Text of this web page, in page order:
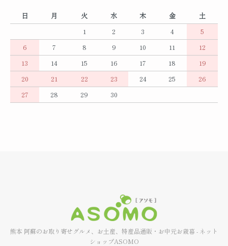
日 月 火 水 木 金
土
1
2 3 4
5
6
7 8 9 10 11
12
13
14 15 16 17 18
19
20
21 22 23 24 25
26
27
28 29 30
熊本 阿蘇のお取り寄せグルメ、お土産、特産品通販・お中元お歳暮 - ネット
ショップASOMO